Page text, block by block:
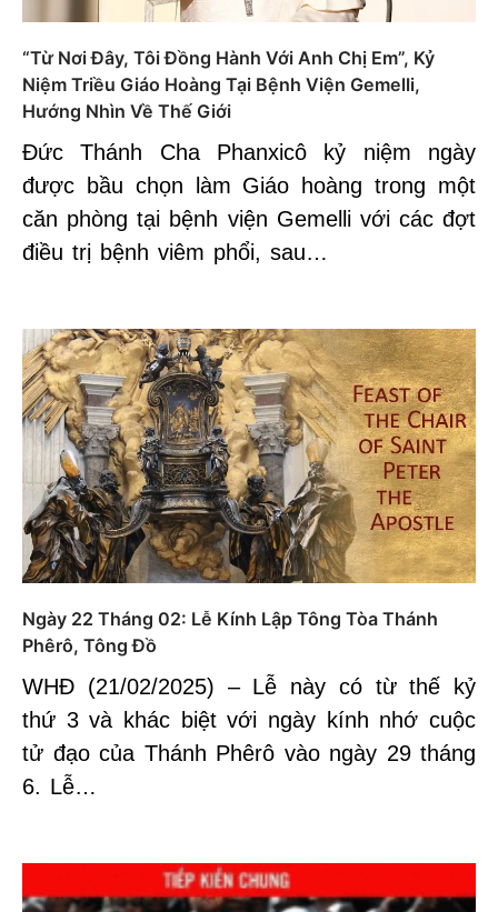
“Từ Nơi Đây, Tôi Đồng Hành Với Anh Chị Em”, Kỷ
Niệm Triều Giáo Hoàng Tại Bệnh Viện Gemelli,
Hướng Nhìn Về Thế Giới
Đức Thánh Cha Phanxicô kỷ niệm ngày
được bầu chọn làm Giáo hoàng trong một
căn phòng tại bệnh viện Gemelli với các đợt
điều trị bệnh viêm phổi, sau…
Ngày 22 Tháng 02: Lễ Kính Lập Tông Tòa Thánh
Phêrô, Tông Đồ
WHĐ (21/02/2025) – Lễ này có từ thế kỷ
thứ 3 và khác biệt với ngày kính nhớ cuộc
tử đạo của Thánh Phêrô vào ngày 29 tháng
6. Lễ…